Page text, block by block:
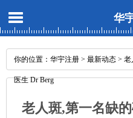
华
你的位置： 华宇注册 > 最新动态 >
医生 Dr Berg
老人斑,第一名缺